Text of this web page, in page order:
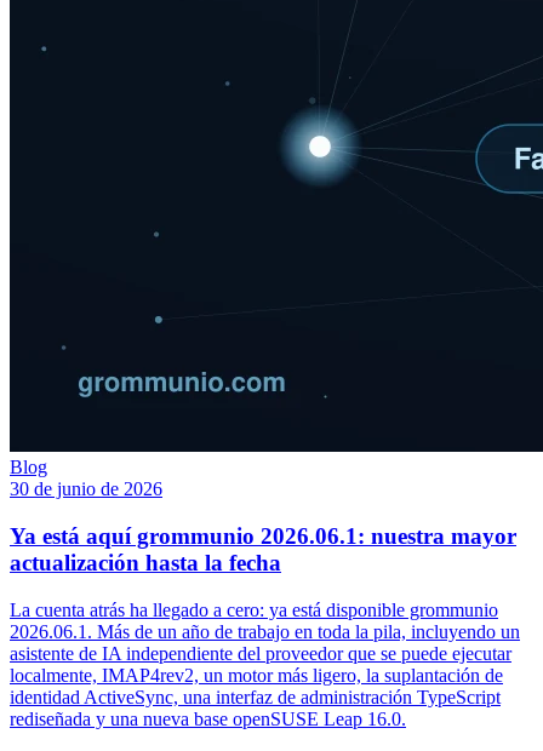
Blog
30 de junio de 2026
Ya está aquí grommunio 2026.06.1: nuestra mayor
actualización hasta la fecha
La cuenta atrás ha llegado a cero: ya está disponible grommunio
2026.06.1. Más de un año de trabajo en toda la pila, incluyendo un
asistente de IA independiente del proveedor que se puede ejecutar
localmente, IMAP4rev2, un motor más ligero, la suplantación de
identidad ActiveSync, una interfaz de administración TypeScript
rediseñada y una nueva base openSUSE Leap 16.0.